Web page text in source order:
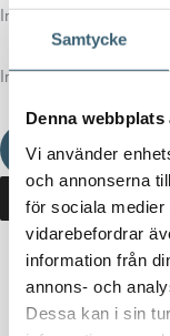
Samtycke
Denna
Vi använder
och annonserna
för sociala
vidarebefordrar
information från
annons- och
Dessa kan i sin
Inga produkter i
Inga produkter i
Fortsätt handla
Hem/Butik/
dränventil